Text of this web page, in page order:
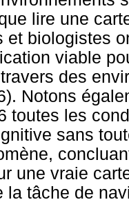
lire une
et biologistes
viable
des
Notons
toutes les
sans
une vraie
la tâche de